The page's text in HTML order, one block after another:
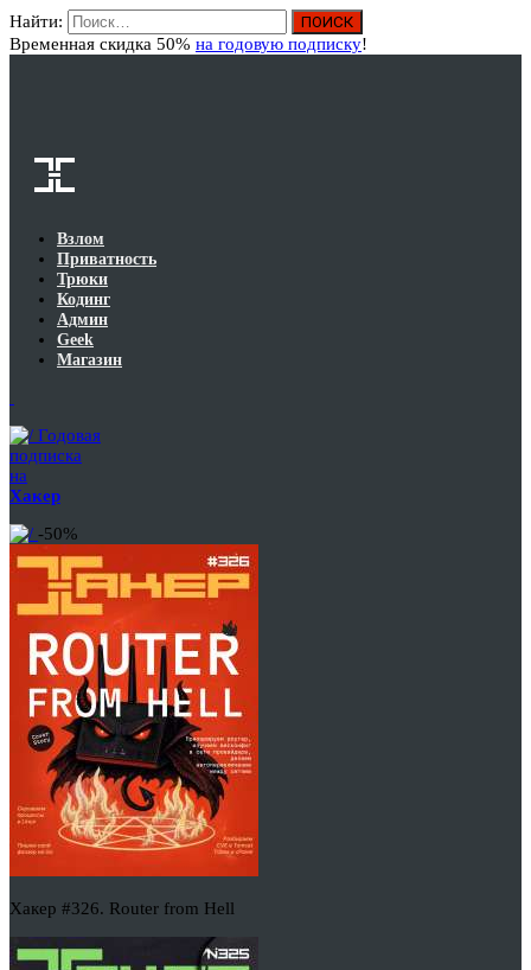
Найти:
Временная скидка 50% на годовую подписку!
Взлом
Приватность
Трюки
Кодинг
Админ
Geek
Магазин
Годовая
подписка
на
Хакер
-50%
Хакер #326. Router from Hell